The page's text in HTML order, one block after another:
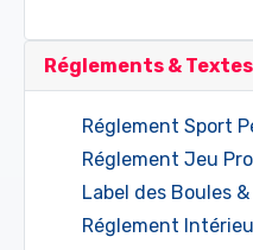
Réglements & Textes
Réglement Sport
Réglement Jeu
Label des Boules
Réglement